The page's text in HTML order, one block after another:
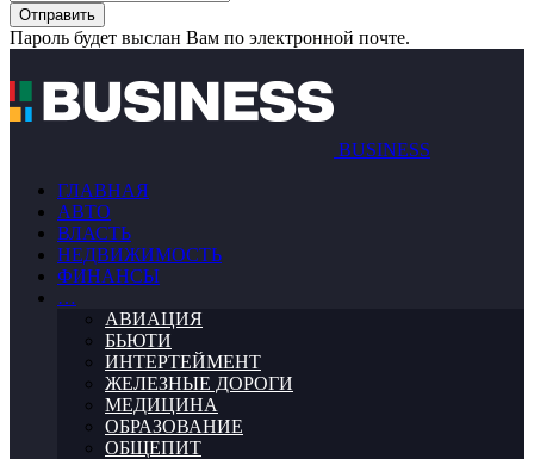
Пароль будет выслан Вам по электронной почте.
BUSINESS
ГЛАВНАЯ
АВТО
ВЛАСТЬ
НЕДВИЖИМОСТЬ
ФИНАНСЫ
…
АВИАЦИЯ
БЬЮТИ
ИНТЕРТЕЙМЕНТ
ЖЕЛЕЗНЫЕ ДОРОГИ
МЕДИЦИНА
ОБРАЗОВАНИЕ
ОБЩЕПИТ